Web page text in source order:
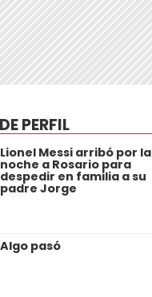
PERFIL
Lionel Messi arribó por la
noche a Rosario para
despedir en familia a su
padre Jorge
Algo pasó